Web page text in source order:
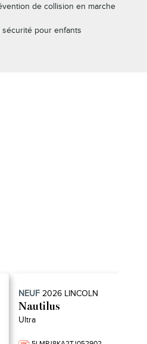
de collision en marche
pour enfants
NEUF 2026 LINCOLN
Nautilus
Ultra